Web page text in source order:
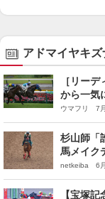
アドマイヤキ
［リー
から一気
ウマフリ 7
杉山師「
馬メイク
netkeiba 6
【宝塚